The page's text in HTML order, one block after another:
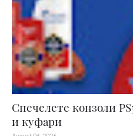
Спечелете конзоли
и куфари